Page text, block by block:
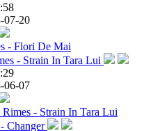
07-20
- Flori De Mai
06-07
- Strain In Tara Lui